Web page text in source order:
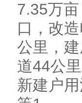
7.35万
口，改
公里，
道44公
新建户